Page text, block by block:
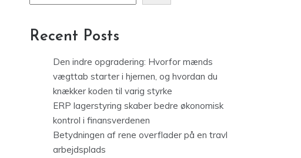
Recent Posts
Den indre opgradering: Hvorfor mænds
vægttab starter i hjernen, og hvordan du
knækker koden til varig styrke
ERP lagerstyring skaber bedre økonomisk
kontrol i finansverdenen
Betydningen af rene overflader på en travl
arbejdsplads